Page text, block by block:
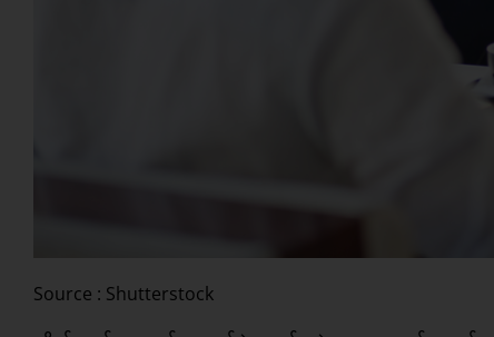
Source : Shutterstock